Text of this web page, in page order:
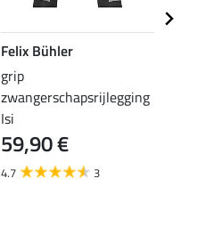
Felix Bühler
grip
zwangerschapsrijlegging
Isi
59,90 €
4.7 3